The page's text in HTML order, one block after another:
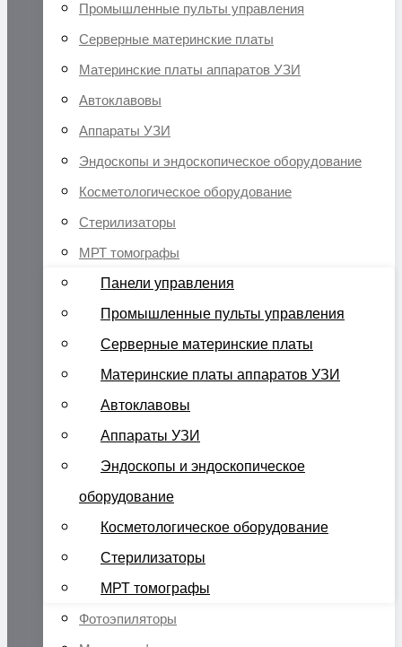
Промышленные пульты управления
Серверные материнские платы
Материнские платы аппаратов УЗИ
Автоклавовы
Аппараты УЗИ
Эндоскопы и эндоскопическое оборудование
Косметологическое оборудование
Стерилизаторы
МРТ томографы
Панели управления
Промышленные пульты управления
Серверные материнские платы
Материнские платы аппаратов УЗИ
Автоклавовы
Аппараты УЗИ
Эндоскопы и эндоскопическое
оборудование
Косметологическое оборудование
Стерилизаторы
МРТ томографы
Фотоэпиляторы